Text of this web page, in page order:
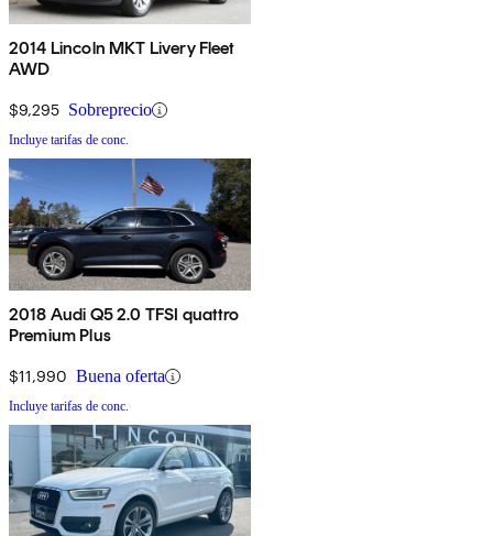
2014 Lincoln MKT Livery Fleet
AWD
$9,295 Sobreprecio
Incluye tarifas de conc.
2018 Audi Q5 2.0 TFSI quattro
Premium Plus
$11,990 Buena oferta
Incluye tarifas de conc.